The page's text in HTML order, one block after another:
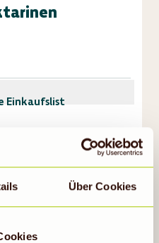
Über Cookies
Einkaufsliste